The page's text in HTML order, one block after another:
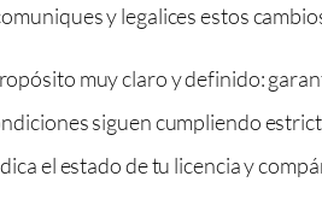
y legalices estos
muy claro y definido:
siguen cumpliendo
el estado de tu licencia y